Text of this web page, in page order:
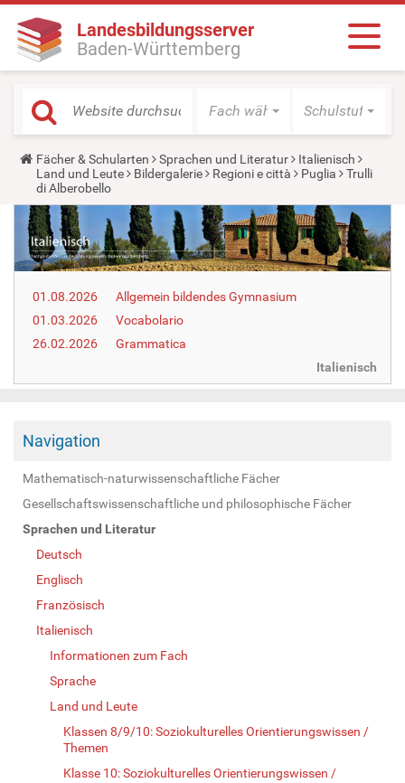
Landesbildungsserver
Baden-Württemberg
Fach wählen Schulstufe
Y
o
u
a
r
e
h
e
r
:
Fächer & Schularten Sprachen und Literatur
Italienisch
Land und Leute
Bildergalerie Regioni e città Puglia
Trulli
di Alberobello
01.08.2026
Allgemein bildendes Gymnasium
01.03.2026
Vocabolario
26.02.2026
Grammatica
Italienisch
Navigation
Mathematisch-naturwissenschaftliche Fächer
Gesellschaftswissenschaftliche und philosophische Fächer
Sprachen und Literatur
Deutsch
Englisch
Französisch
Italienisch
Informationen zum Fach
Sprache
Land und Leute
Klassen 8/9/10: Soziokulturelles Orientierungswissen /
Themen
Klasse 10: Soziokulturelles Orientierungswissen /